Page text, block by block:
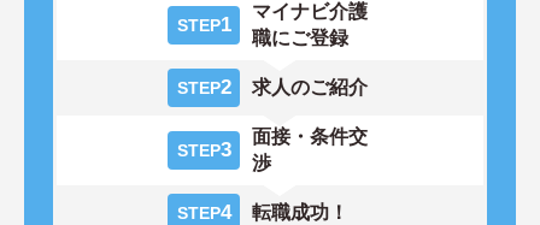
STEP1
マイナビ介護
職にご登録
STEP2 求人のご紹介
STEP3
面接・条件交
渉
STEP4 転職成功！